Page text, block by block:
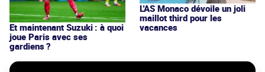
Et maintenant Suzuki : à quoi
joue Paris avec ses
gardiens ?
L'AS Monaco dévoile un joli
maillot third pour les
vacances